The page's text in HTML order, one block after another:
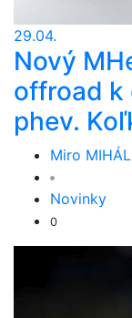
29.04.
Nový
offroad k
phev.
Miro
Novinky
0